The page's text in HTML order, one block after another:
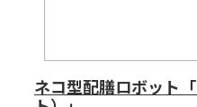
ネコ型配膳ロボット